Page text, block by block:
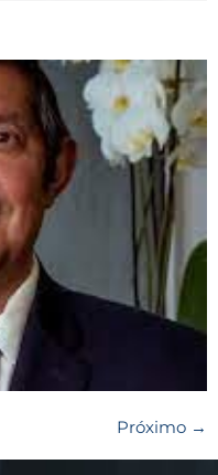
Próximo →